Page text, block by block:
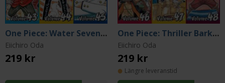
One Piece: Water Seven 43-44-45
Eiichiro Oda
219 kr
One Piece: Thriller Bark 46-47-48
Eiichiro Oda
219 kr
Längre leveranstid